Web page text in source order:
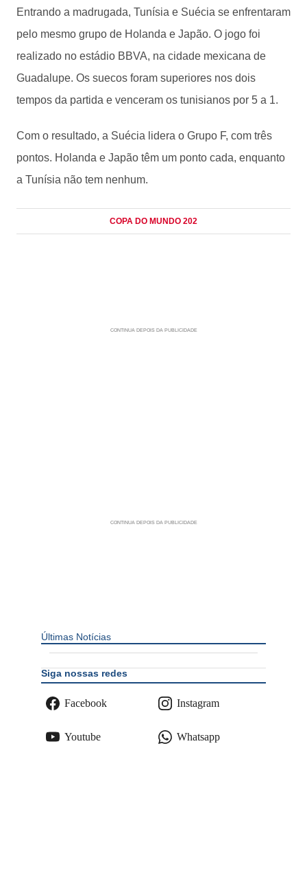
Entrando a madrugada, Tunísia e Suécia se enfrentaram
pelo mesmo grupo de Holanda e Japão. O jogo foi
realizado no estádio BBVA, na cidade mexicana de
Guadalupe. Os suecos foram superiores nos dois
tempos da partida e venceram os tunisianos por 5 a 1.
Com o resultado, a Suécia lidera o Grupo F, com três
pontos. Holanda e Japão têm um ponto cada, enquanto
a Tunísia não tem nenhum.
COPA DO MUNDO 202
Últimas Notícias
Siga nossas redes
Facebook Instagram
Youtube Whatsapp